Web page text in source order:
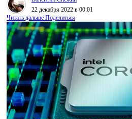
22 декабря 2022 в 00:01
Читать дальше Поделиться